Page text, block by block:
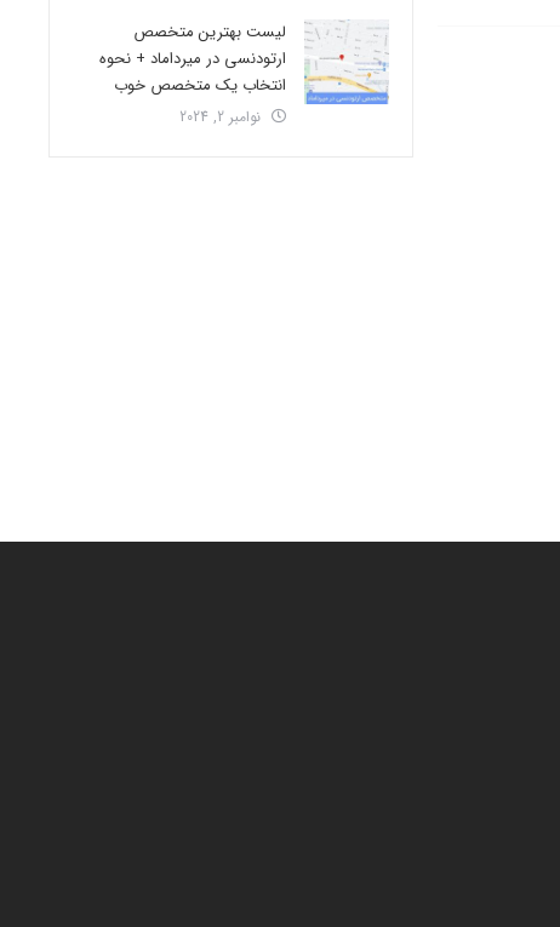
لیست بهترین متخصص
ارتودنسی در میرداماد + نحوه
انتخاب یک متخصص خوب
نوامبر 2, 2024